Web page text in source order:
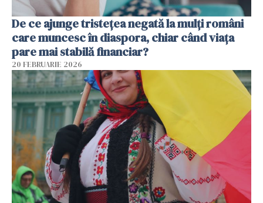
De ce ajunge tristețea negată la mulți români
care muncesc în diaspora, chiar când viața
pare mai stabilă financiar?
20 FEBRUARIE 2026